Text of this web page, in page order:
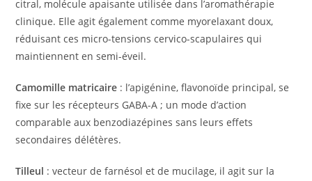
citral, molécule apaisante utilisée dans l’aromathérapie
clinique. Elle agit également comme myorelaxant doux,
réduisant ces micro-tensions cervico-scapulaires qui
maintiennent en semi-éveil.
Camomille matricaire : l’apigénine, flavonoïde principal, se
fixe sur les récepteurs GABA-A ; un mode d’action
comparable aux benzodiazépines sans leurs effets
secondaires délétères.
Tilleul : vecteur de farnésol et de mucilage, il agit sur la